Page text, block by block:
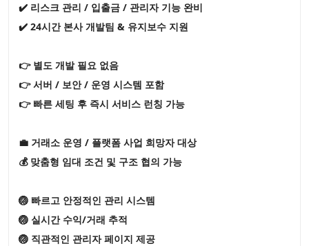
✔️ 리스크 관리 / 입출금 / 관리자 기능 완비
✔️ 24시간 본사 개발팀 & 유지보수 지원
👉 별도 개발 필요 없음
👉 서버 / 보안 / 운영 시스템 포함
👉 빠른 세팅 후 즉시 서비스 런칭 가능
💼 거래소 운영 / 플랫폼 사업 희망자 대상
💰 맞춤형 임대 조건 및 구조 협의 가능
🏐 빠르고 안정적인 관리 시스템
🏐 실시간 수익/거래 추적
🏐 직관적인 관리자 페이지 제공